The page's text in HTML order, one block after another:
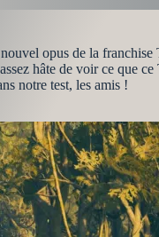
opus de la
hâte de voir ce que
notre test, les amis !